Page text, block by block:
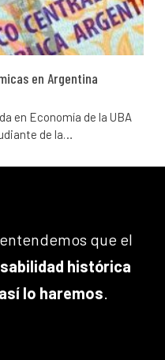
en Argentina
en Economía de la UBA
de la…
que el
histórica
lo haremos